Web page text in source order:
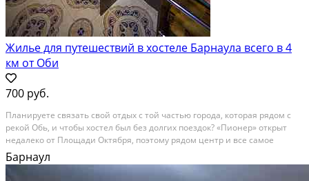
Жилье для путешествий в хостеле Барнаула всего в 4
км от Оби
700 руб.
Планируете связать свой отдых с той частью города, которая рядом с
рекой Обь, и чтобы хостел был без долгих поездок? «Пионер» открыт
недалеко от Площади Октября, поэтому рядом центр и все самое
интересное в Барнауле. Живите в 4 км от обновленной Набережной,
гуляйте по Ленинскому проспекту и...
Барнаул